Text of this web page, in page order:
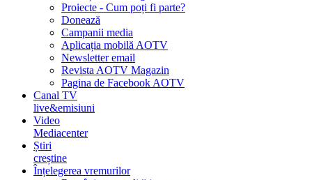
Proiecte - Cum poți fi parte?
Donează
Campanii media
Aplicația mobilă AOTV
Newsletter email
Revista AOTV Magazin
Pagina de Facebook AOTV
Canal TV
live&emisiuni
Video
Mediacenter
Știri
creștine
Înțelegerea vremurilor